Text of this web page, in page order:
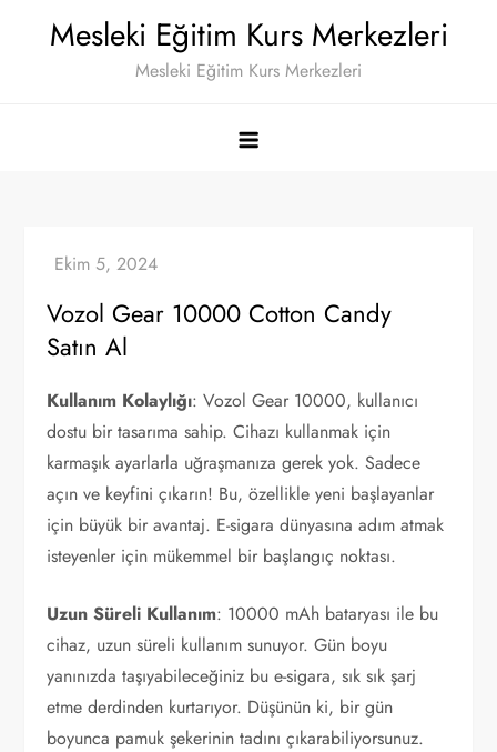
Mesleki Eğitim Kurs Merkezleri
Mesleki Eğitim Kurs Merkezleri
Vozol Gear 10000 Cotton Candy
Satın Al
Kullanım Kolaylığı: Vozol Gear 10000, kullanıcı
dostu bir tasarıma sahip. Cihazı kullanmak için
karmaşık ayarlarla uğraşmanıza gerek yok. Sadece
açın ve keyfini çıkarın! Bu, özellikle yeni başlayanlar
için büyük bir avantaj. E-sigara dünyasına adım atmak
isteyenler için mükemmel bir başlangıç noktası.
Uzun Süreli Kullanım: 10000 mAh bataryası ile bu
cihaz, uzun süreli kullanım sunuyor. Gün boyu
yanınızda taşıyabileceğiniz bu e-sigara, sık sık şarj
etme derdinden kurtarıyor. Düşünün ki, bir gün
boyunca pamuk şekerinin tadını çıkarabiliyorsunuz.